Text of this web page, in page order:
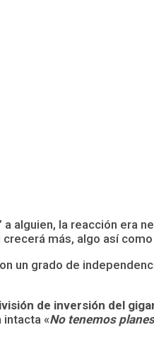
alguien, la reacción era
más, algo así
un grado de
de inversión del
intacta «No tenemos